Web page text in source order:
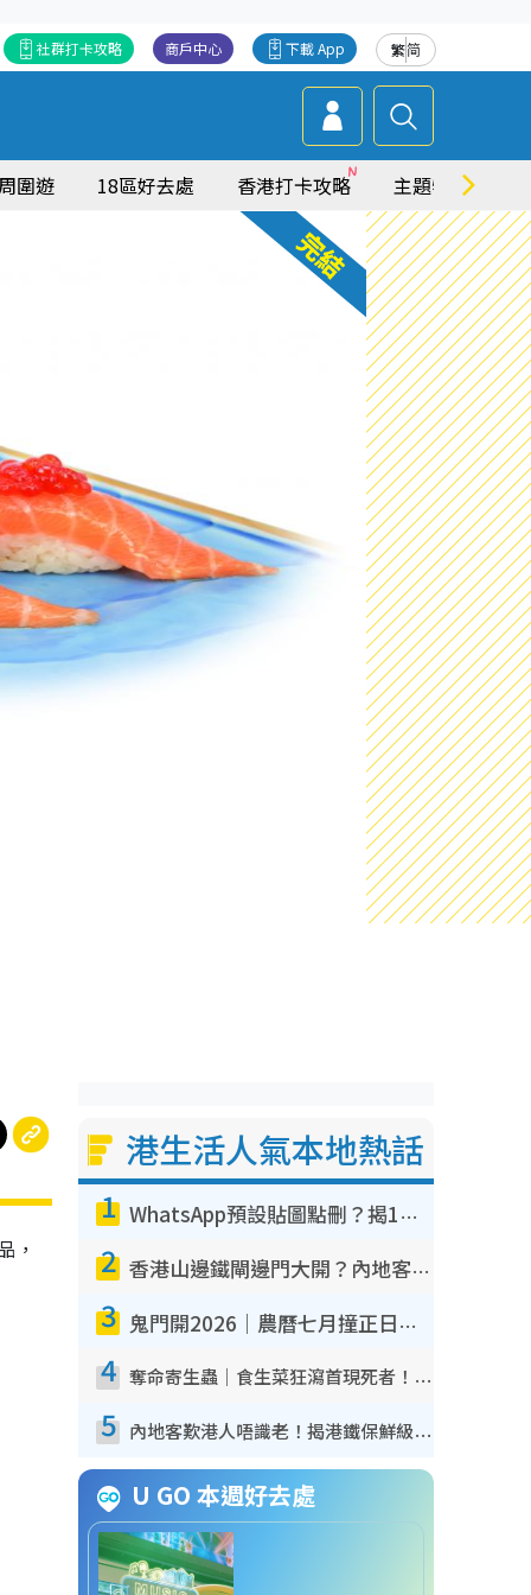
繁简
下載 App
商戶中心
社群打卡攻略
圍遊 18區好去處 香港打卡攻略 主題特集
，
港生活人氣本地熱話
1 WhatsApp預設貼圖點刪？揭1招「反向操作」還原簡潔介面 附3步實測教學
2 香港山邊鐵閘邊門大開？內地客困惑意義何在！網民神回覆：呢種叫法理性防禦
3 鬼門開2026｜農曆七月撞正日全食特別邪？專家警告切忌做一事！揭4大禁忌+2招保平安
4 奪命寄生蟲｜食生菜狂瀉首現死者！疫潮惡化錄1.8萬宗病例 揭洗菜3大謬誤
5 內地客歎港人唔識老！揭港鐵保鮮級冷氣 港人求放過：咪投訴
U GO 本週好去處